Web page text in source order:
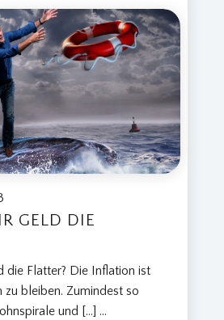
GELD DIE
die Flatter? Die Inflation ist
zu bleiben. Zumindest so
und […] ...